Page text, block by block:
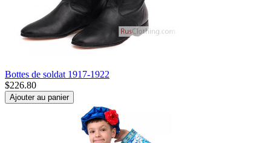
Bottes de soldat 1917-1922
$226.80
Ajouter au panier